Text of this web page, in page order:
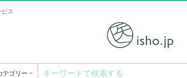
ス
テゴリー